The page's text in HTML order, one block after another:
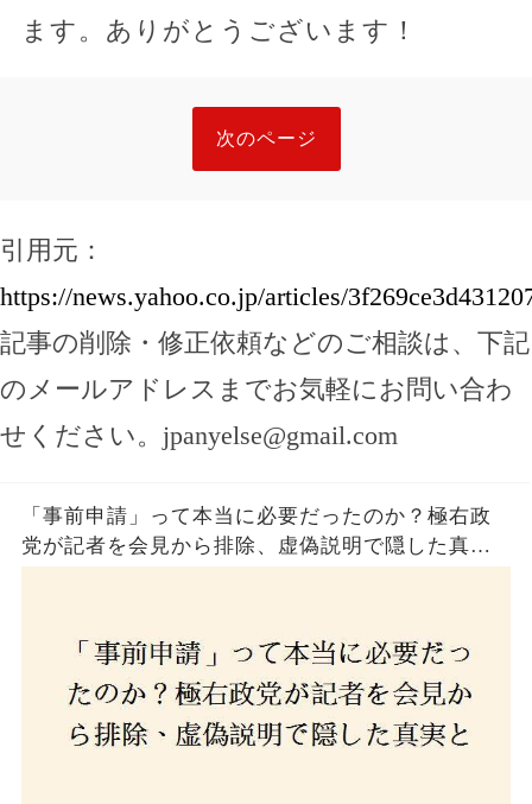
ます。ありがとうございます！
次のページ
引用元：
https://news.yahoo.co.jp/articles/
記事の削除・修正依頼などのご相談は、下記
のメールアドレスまでお気軽にお問い合わ
せください。 jpanyelse@gmail.com
「事前申請」って本当に必要だったのか？極右政
党が記者を会見から排除、虚偽説明で隠した真実